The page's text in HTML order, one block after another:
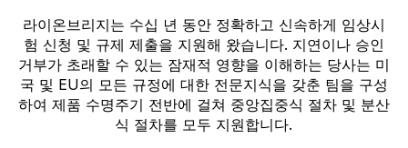
라이온브리지는 수십 년 동안 정확하고 신속하게 임상시
험 신청 및 규제 제출을 지원해 왔습니다. 지연이나 승인
거부가 초래할 수 있는 잠재적 영향을 이해하는 당사는 미
국 및 EU의 모든 규정에 대한 전문지식을 갖춘 팀을 구성
하여 제품 수명주기 전반에 걸쳐 중앙집중식 절차 및 분산
식 절차를 모두 지원합니다.